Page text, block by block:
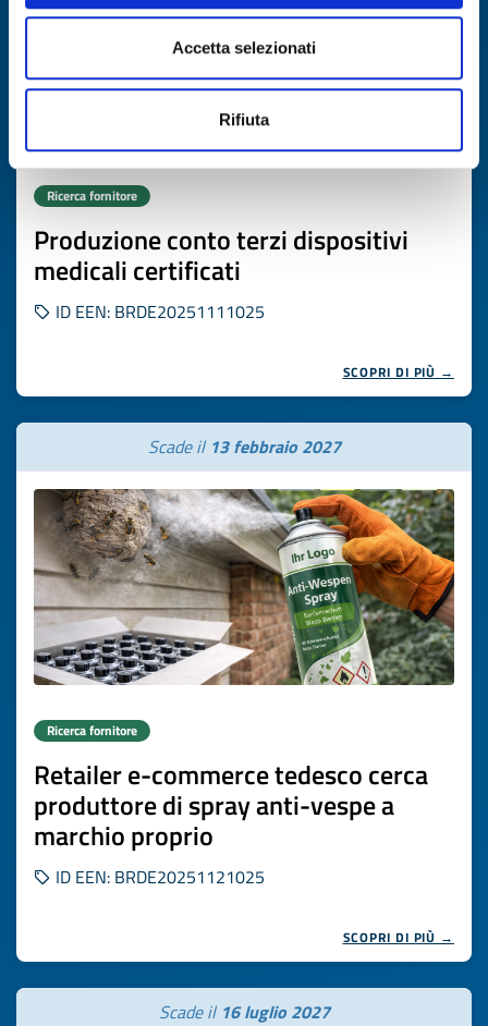
Accetta selezionati
Rifiuta
Ricerca fornitore
Produzione conto terzi dispositivi
medicali certificati
ID EEN: BRDE20251111025
SCOPRI DI PIÙ →
Scade il 13 febbraio 2027
Ricerca fornitore
Retailer e-commerce tedesco cerca
produttore di spray anti-vespe a
marchio proprio
ID EEN: BRDE20251121025
SCOPRI DI PIÙ →
Scade il 16 luglio 2027